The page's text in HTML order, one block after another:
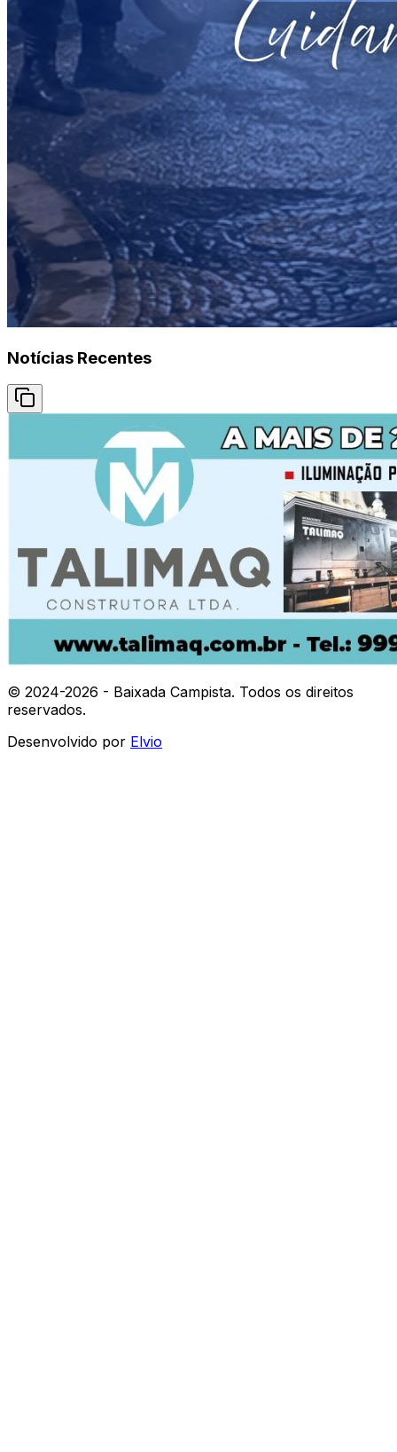
Notícias Recentes
© 2024-2026 - Baixada Campista. Todos os direitos
reservados.
Desenvolvido por Elvio